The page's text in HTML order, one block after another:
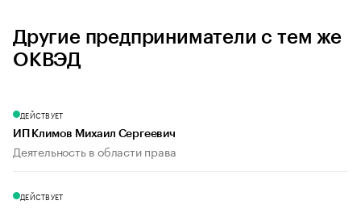
Другие предприниматели с тем же
ОКВЭД
ДЕЙСТВУЕТ
ИП Климов Михаил Сергеевич
Деятельность в области права
ДЕЙСТВУЕТ